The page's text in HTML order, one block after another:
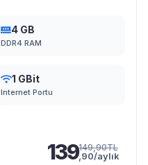
4 GB
DDR4 RAM
1 GBit
Internet Portu
139149,90TL
,90/aylık